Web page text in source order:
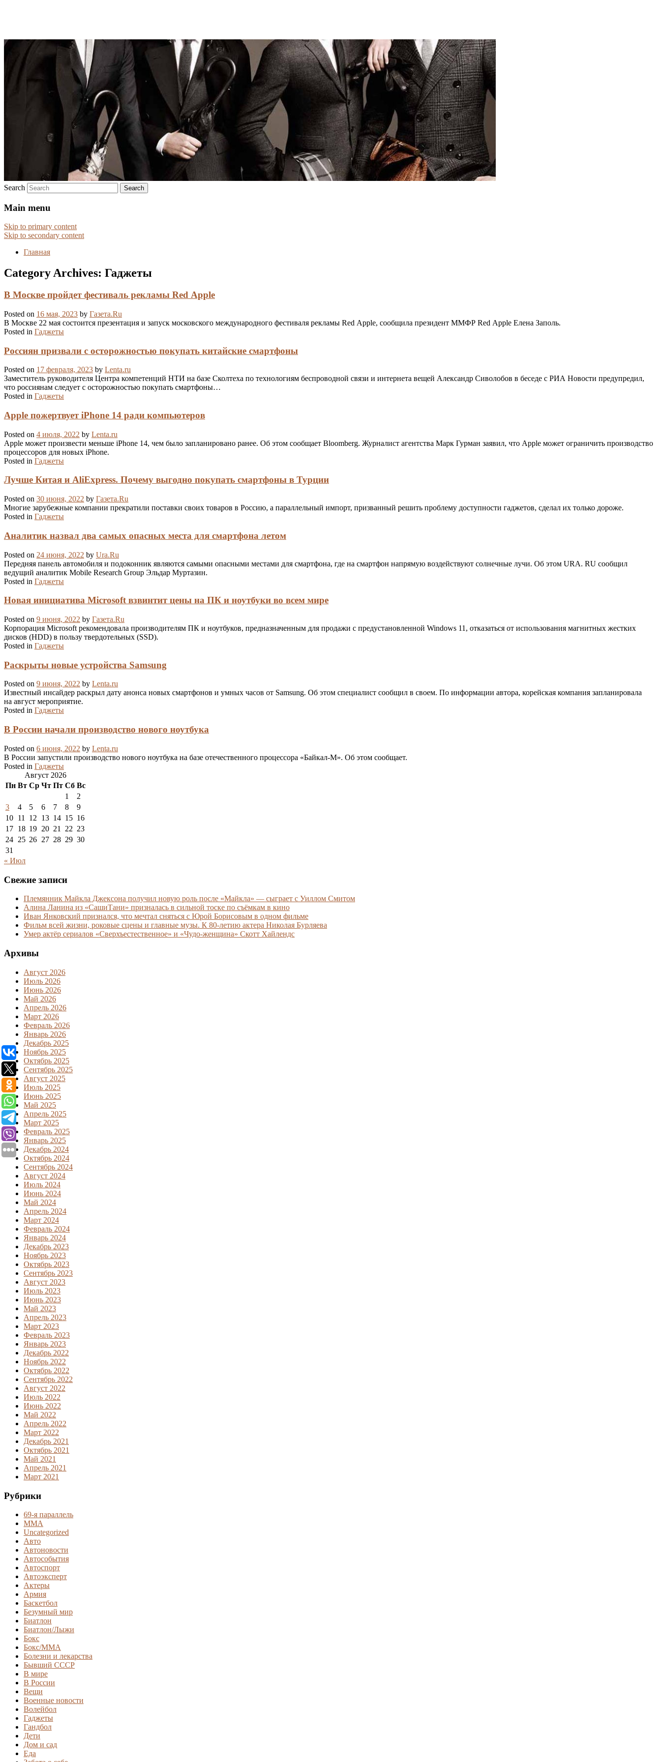
Search
Main menu
Skip to primary content
Skip to secondary content
Главная
Category Archives: Гаджеты
В Москве пройдет фестиваль рекламы Red Apple
Posted on 16 мая, 2023 by Газета.Ru
В Москве 22 мая состоится презентация и запуск московского международного фестиваля рекламы Red Apple, сообщила президент ММФР Red Apple Елена Заполь.
Posted in Гаджеты
Россиян призвали с осторожностью покупать китайские смартфоны
Posted on 17 февраля, 2023 by Lenta.ru
Заместитель руководителя Центра компетенций НТИ на базе Сколтеха по технологиям беспроводной связи и интернета вещей Александр Сиволобов в беседе с РИА Новости предупредил,
что россиянам следует с осторожностью покупать смартфоны…
Posted in Гаджеты
Apple пожертвует iPhone 14 ради компьютеров
Posted on 4 июля, 2022 by Lenta.ru
Apple может произвести меньше iPhone 14, чем было запланировано ранее. Об этом сообщает Bloomberg. Журналист агентства Марк Гурман заявил, что Apple может ограничить производство
процессоров для новых iPhone.
Posted in Гаджеты
Лучше Китая и AliExpress. Почему выгодно покупать смартфоны в Турции
Posted on 30 июня, 2022 by Газета.Ru
Многие зарубежные компании прекратили поставки своих товаров в Россию, а параллельный импорт, призванный решить проблему доступности гаджетов, сделал их только дороже.
Posted in Гаджеты
Аналитик назвал два самых опасных места для смартфона летом
Posted on 24 июня, 2022 by Ura.Ru
Передняя панель автомобиля и подоконник являются самыми опасными местами для смартфона, где на смартфон напрямую воздействуют солнечные лучи. Об этом URA. RU сообщил
ведущий аналитик Mobile Research Group Эльдар Муртазин.
Posted in Гаджеты
Новая инициатива Microsoft взвинтит цены на ПК и ноутбуки во всем мире
Posted on 9 июня, 2022 by Газета.Ru
Корпорация Microsoft рекомендовала производителям ПК и ноутбуков, предназначенным для продажи с предустановленной Windows 11, отказаться от использования магнитных жестких
дисков (HDD) в пользу твердотельных (SSD).
Posted in Гаджеты
Раскрыты новые устройства Samsung
Posted on 9 июня, 2022 by Lenta.ru
Известный инсайдер раскрыл дату анонса новых смартфонов и умных часов от Samsung. Об этом специалист сообщил в своем. По информации автора, корейская компания запланировала
на август мероприятие.
Posted in Гаджеты
В России начали производство нового ноутбука
Posted on 6 июня, 2022 by Lenta.ru
В России запустили производство нового ноутбука на базе отечественного процессора «Байкал-М». Об этом сообщает.
Posted in Гаджеты
Август 2026
Пн Вт Ср Чт Пт Сб Вс
1
2
3
4 5 6 7 8
9
10 11 12 13 14 15 16
17 18 19 20 21 22 23
24 25 26 27 28 29 30
31
« Июл
Свежие записи
Племянник Майкла Джексона получил новую роль после «Майкла» — сыграет с Уиллом Смитом
Алина Ланина из «СашиТани» призналась в сильной тоске по съёмкам в кино
Иван Янковский признался, что мечтал сняться с Юрой Борисовым в одном фильме
Фильм всей жизни, роковые сцены и главные музы. К 80-летию актера Николая Бурляева
Умер актёр сериалов «Сверхъестественное» и «Чудо-женщина» Скотт Хайлендс
Архивы
Август 2026
Июль 2026
Июнь 2026
Май 2026
Апрель 2026
Март 2026
Февраль 2026
Январь 2026
Декабрь 2025
Ноябрь 2025
Октябрь 2025
Сентябрь 2025
Август 2025
Июль 2025
Июнь 2025
Май 2025
Апрель 2025
Март 2025
Февраль 2025
Январь 2025
Декабрь 2024
Октябрь 2024
Сентябрь 2024
Август 2024
Июль 2024
Июнь 2024
Май 2024
Апрель 2024
Март 2024
Февраль 2024
Январь 2024
Декабрь 2023
Ноябрь 2023
Октябрь 2023
Сентябрь 2023
Август 2023
Июль 2023
Июнь 2023
Май 2023
Апрель 2023
Март 2023
Февраль 2023
Январь 2023
Декабрь 2022
Ноябрь 2022
Октябрь 2022
Сентябрь 2022
Август 2022
Июль 2022
Июнь 2022
Май 2022
Апрель 2022
Март 2022
Декабрь 2021
Октябрь 2021
Май 2021
Апрель 2021
Март 2021
Рубрики
69-я параллель
MMA
Uncategorized
Авто
Автоновости
Автособытия
Автоспорт
Автоэксперт
Актеры
Армия
Баскетбол
Безумный мир
Биатлон
Биатлон/Лыжи
Бокс
Бокс/MMA
Болезни и лекарства
Бывший СССР
В мире
В России
Вещи
Военные новости
Волейбол
Гаджеты
Гандбол
Дети
Дом и сад
Еда